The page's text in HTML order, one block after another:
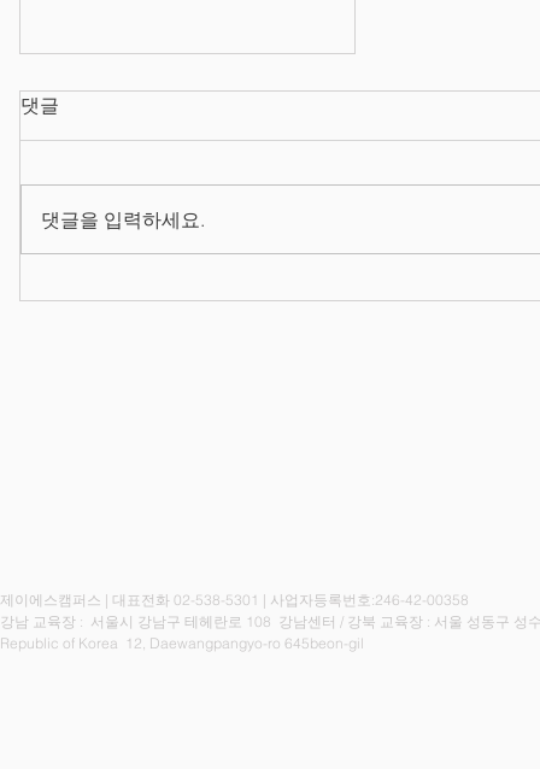
댓글
댓글을 입력하세요.
제이에스캠퍼스 | 대표전화 02-538-5301 | 사업자등록번호:246-42-00358
강남 교육장 : 서울시 강남구 테헤란로 108 강남센터 / 강북 교육장 : 서울 성동구 성
Republic of Korea 12, Daewangpangyo-ro 645beon-gil